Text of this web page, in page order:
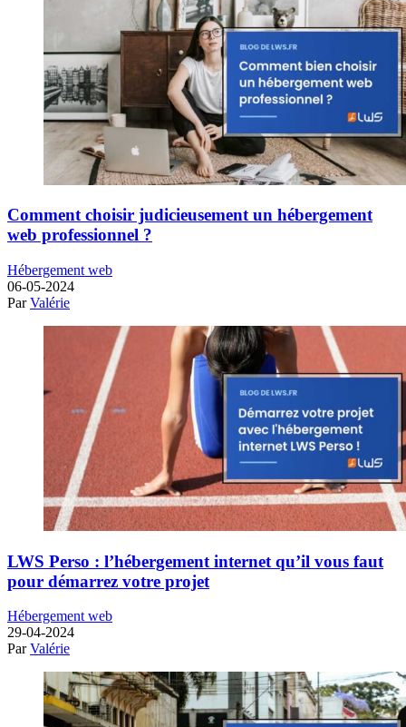
Comment choisir judicieusement un hébergement
web professionnel ?
Hébergement web
06-05-2024
ParValérie
LWS Perso : l’hébergement internet qu’il vous faut
pour démarrez votre projet
Hébergement web
29-04-2024
ParValérie